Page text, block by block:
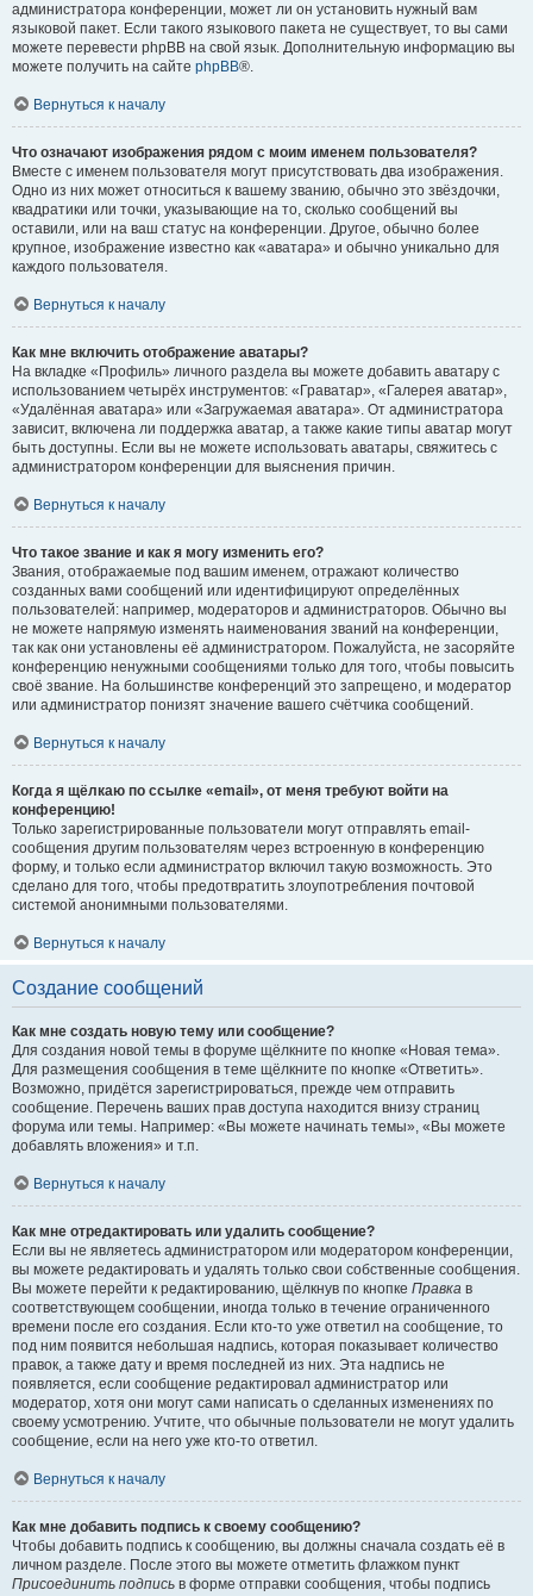
администратора конференции, может ли он установить нужный вам
языковой пакет. Если такого языкового пакета не существует, то вы сами
можете перевести phpBB на свой язык. Дополнительную информацию вы
можете получить на сайте phpBB®.
Вернуться к началу
Что означают изображения рядом с моим именем пользователя?
Вместе с именем пользователя могут присутствовать два изображения.
Одно из них может относиться к вашему званию, обычно это звёздочки,
квадратики или точки, указывающие на то, сколько сообщений вы
оставили, или на ваш статус на конференции. Другое, обычно более
крупное, изображение известно как «аватара» и обычно уникально для
каждого пользователя.
Вернуться к началу
Как мне включить отображение аватары?
На вкладке «Профиль» личного раздела вы можете добавить аватару с
использованием четырёх инструментов: «Граватар», «Галерея аватар»,
«Удалённая аватара» или «Загружаемая аватара». От администратора
зависит, включена ли поддержка аватар, а также какие типы аватар могут
быть доступны. Если вы не можете использовать аватары, свяжитесь с
администратором конференции для выяснения причин.
Вернуться к началу
Что такое звание и как я могу изменить его?
Звания, отображаемые под вашим именем, отражают количество
созданных вами сообщений или идентифицируют определённых
пользователей: например, модераторов и администраторов. Обычно вы
не можете напрямую изменять наименования званий на конференции,
так как они установлены её администратором. Пожалуйста, не засоряйте
конференцию ненужными сообщениями только для того, чтобы повысить
своё звание. На большинстве конференций это запрещено, и модератор
или администратор понизят значение вашего счётчика сообщений.
Вернуться к началу
Когда я щёлкаю по ссылке «email», от меня требуют войти на
конференцию!
Только зарегистрированные пользователи могут отправлять email-
сообщения другим пользователям через встроенную в конференцию
форму, и только если администратор включил такую возможность. Это
сделано для того, чтобы предотвратить злоупотребления почтовой
системой анонимными пользователями.
Вернуться к началу
Создание сообщений
Как мне создать новую тему или сообщение?
Для создания новой темы в форуме щёлкните по кнопке «Новая тема».
Для размещения сообщения в теме щёлкните по кнопке «Ответить».
Возможно, придётся зарегистрироваться, прежде чем отправить
сообщение. Перечень ваших прав доступа находится внизу страниц
форума или темы. Например: «Вы можете начинать темы», «Вы можете
добавлять вложения» и т.п.
Вернуться к началу
Как мне отредактировать или удалить сообщение?
Если вы не являетесь администратором или модератором конференции,
вы можете редактировать и удалять только свои собственные сообщения.
Вы можете перейти к редактированию, щёлкнув по кнопке Правка в
соответствующем сообщении, иногда только в течение ограниченного
времени после его создания. Если кто-то уже ответил на сообщение, то
под ним появится небольшая надпись, которая показывает количество
правок, а также дату и время последней из них. Эта надпись не
появляется, если сообщение редактировал администратор или
модератор, хотя они могут сами написать о сделанных изменениях по
своему усмотрению. Учтите, что обычные пользователи не могут удалить
сообщение, если на него уже кто-то ответил.
Вернуться к началу
Как мне добавить подпись к своему сообщению?
Чтобы добавить подпись к сообщению, вы должны сначала создать её в
личном разделе. После этого вы можете отметить флажком пункт
Присоединить подпись в форме отправки сообщения, чтобы подпись